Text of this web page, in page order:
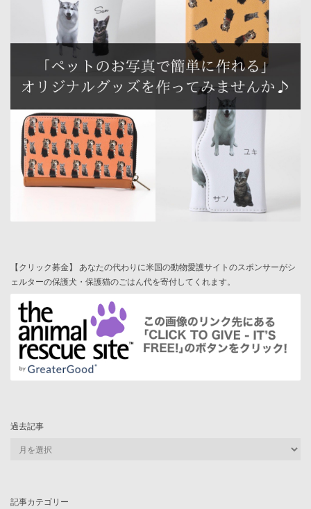
【クリック募金】 あなたの代わりに米国の動物愛護サイトのスポンサーがシ
ェルターの保護犬・保護猫のごはん代を寄付してくれます。
過去記事
記事カテゴリー